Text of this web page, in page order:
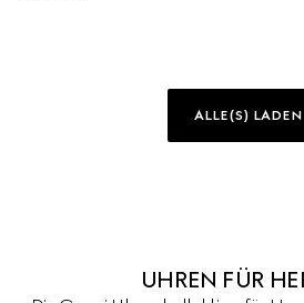
ALLE(S) LADEN
UHREN FÜR